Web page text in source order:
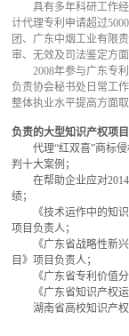
具有多年科研工作
计代理专利申请超过
团、广东中烟工业有限
审、无效及司法鉴定方
2008年参与广东专
负责协会秘书处日常工
整体执业水平提高方面
负责的大型知识产权项目
代理“红双喜”商标
判十大案例；
在帮助企业应对
绩；
《技术运作中的知
项目负责人；
《广东省战略性新
目》项目负责人；
《广东省专利价值
《广东省知识产权
湖南省高校知识产